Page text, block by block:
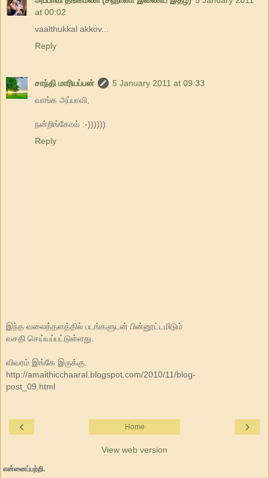
at 00:02
vaalthukkal akkov...
Reply
சாந்தி மாரியப்பன்
5 January 2011 at 09:33
வாங்க அப்பாவி,
நன்றிங்கோவ் :-))))))
Reply
இந்த வலைத்தளத்தில் படங்களுடன் பின்னூட்டமிடும்
வசதி செய்யப்பட்டுள்ளது.
விவரம் இங்கே இருக்கு.
http://amaithicchaaral.blogspot.com/2010/11/blog-
post_09.html
‹ ›
Home
View web version
என்னைப்பற்றி.